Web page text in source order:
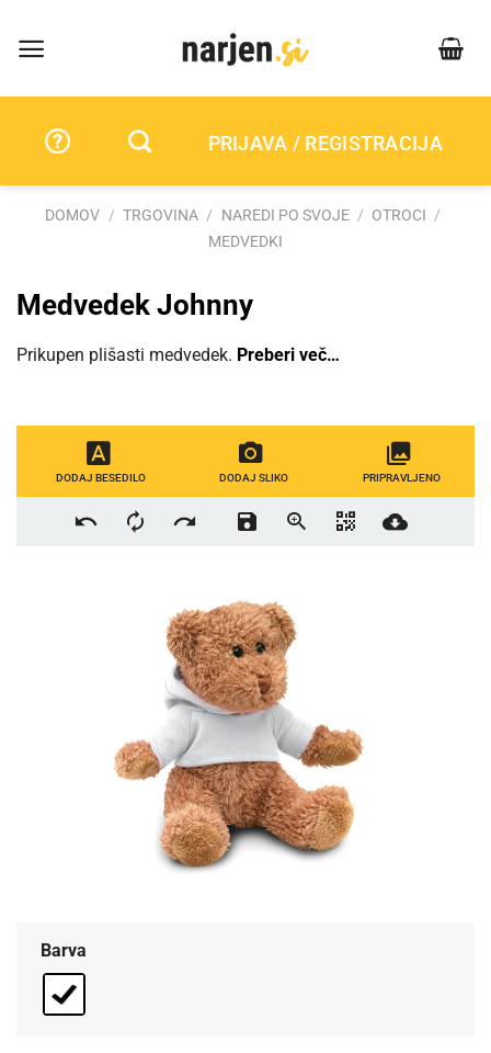
content
PRIJAVA / REGISTRACIJA
DOMOV / TRGOVINA / NAREDI PO SVOJE / OTROCI /
MEDVEDKI
Medvedek Johnny
Prikupen plišasti medvedek. Preberi več…
DODAJ BESEDILO DODAJ SLIKO PRIPRAVLJENO
Barva